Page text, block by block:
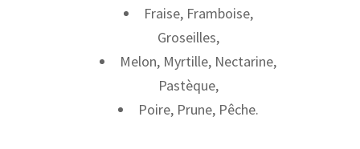
Fraise, Framboise,
Groseilles,
Melon, Myrtille, Nectarine,
Pastèque,
Poire, Prune, Pêche.